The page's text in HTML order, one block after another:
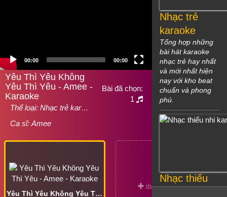
00:00 00:00
Yêu Thì Yêu Không
Yêu Thì Yêu - Amee -
Karaoke
Thể loại: Nhạc trẻ kar…
Ca sĩ: Amee
Bài đã chọn:
1
Yêu Thì Yêu Không Yêu Thì Yêu - Amee - Karaoke
Nhạc trẻ
karaoke
Tổng hợp những
bài hát karaoke
nhạc trẻ hay nhất
và mới nhất hiện
nay với kho beat
chuẩn và phong
phú.
Nhạc thiếu